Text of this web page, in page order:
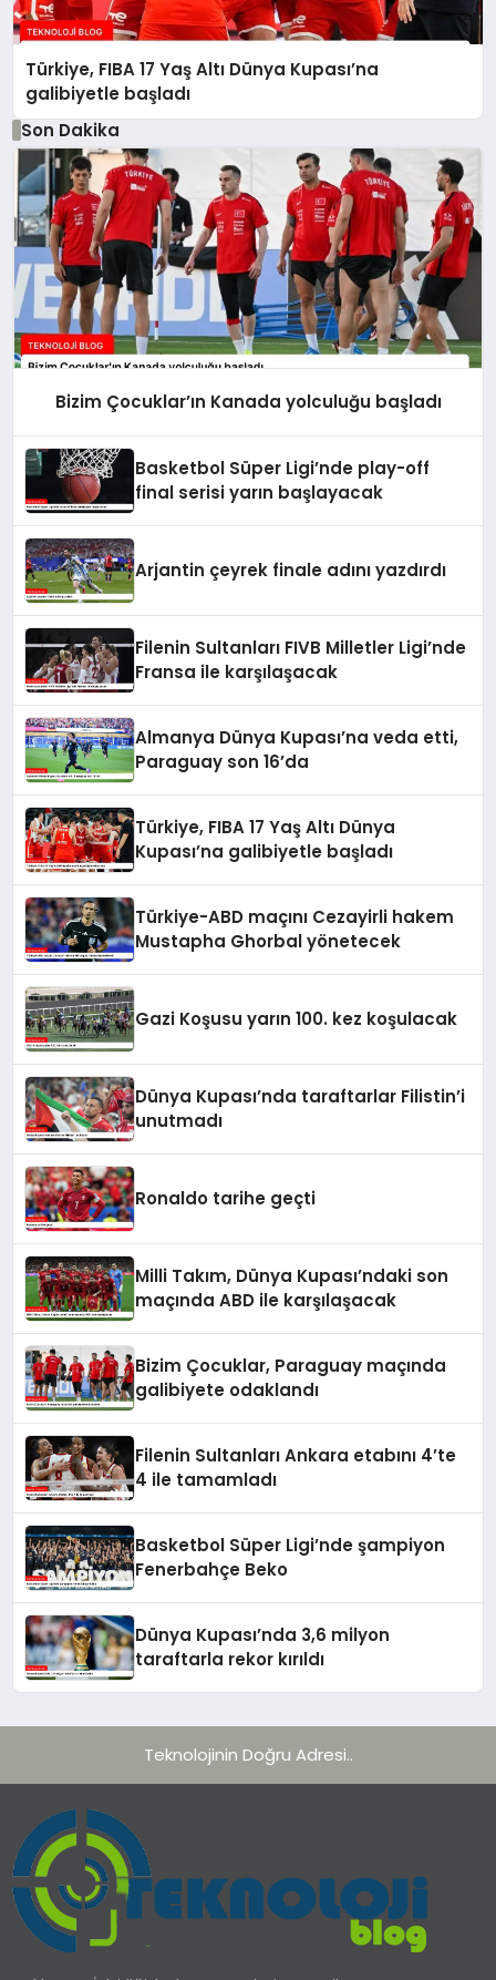
Türkiye, FIBA 17 Yaş Altı Dünya Kupası’na
galibiyetle başladı
Son Dakika
Bizim Çocuklar’ın Kanada yolculuğu başladı
Basketbol Süper Ligi’nde play-off
final serisi yarın başlayacak
Arjantin çeyrek finale adını yazdırdı
Filenin Sultanları FIVB Milletler Ligi’nde
Fransa ile karşılaşacak
Almanya Dünya Kupası’na veda etti,
Paraguay son 16’da
Türkiye, FIBA 17 Yaş Altı Dünya
Kupası’na galibiyetle başladı
Türkiye-ABD maçını Cezayirli hakem
Mustapha Ghorbal yönetecek
Gazi Koşusu yarın 100. kez koşulacak
Dünya Kupası’nda taraftarlar Filistin’i
unutmadı
Ronaldo tarihe geçti
Milli Takım, Dünya Kupası’ndaki son
maçında ABD ile karşılaşacak
Bizim Çocuklar, Paraguay maçında
galibiyete odaklandı
Filenin Sultanları Ankara etabını 4’te
4 ile tamamladı
Basketbol Süper Ligi’nde şampiyon
Fenerbahçe Beko
Dünya Kupası’nda 3,6 milyon
taraftarla rekor kırıldı
Teknolojinin Doğru Adresi..